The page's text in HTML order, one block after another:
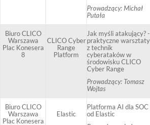
Prowadzący: Michał
Putała
Biuro CLICO
Warszawa
Plac Konesera
8
CLICO Cyber
Range
Platform
Jak myśli atakujący? -
praktyczne warsztaty
z technik
cyberataków w
środowisku CLICO
Cyber Range
Prowadzący: Tomasz
Wojtas
Biuro CLICO
Warszawa
Plac Konesera
Elastic
Platforma AI dla SOC
od Elastic